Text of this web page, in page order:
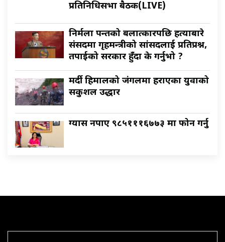
प्रतिनिधिसभा बैठक(LIVE)
निर्मला पन्तको बलात्कारपछि हत्याबारे
संसदमा गृहमन्त्रीको सांसदलाई प्रतिप्रश्न,
तपाईको सरकार हुँदा के गर्नुभो ?
मर्दी हिमालको जंगलमा हराएका युवाको
सकुशल उद्धार
ग्यास नपाए ९८५१११६७७३ मा फोन गर्नु